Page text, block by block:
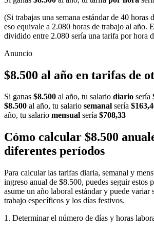
(Si trabajas una semana estándar de 40 horas
eso equivale a 2.080 horas de trabajo al año.
dividido entre 2.080 sería una tarifa por hora
$8.500 al año en tarifas de
Si ganas $8.500 al año, tu salario diario sería
$8.500 al año, tu salario semanal sería
año, tu salario mensual sería $708,33
Cómo calcular $8.500
diferentes períodos
Para calcular las tarifas diaria, semanal y
ingreso anual de $8.500, puedes seguir estos
asume un año laboral estándar y puede variar
trabajo específicos y los días festivos.
1. Determinar el número de días y horas